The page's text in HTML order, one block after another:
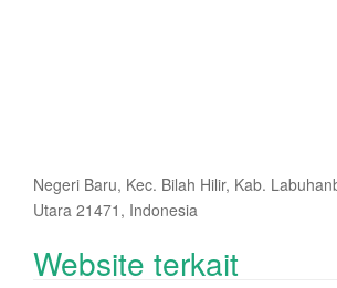
Negeri Baru, Kec. Bilah Hilir, Kab.
Utara 21471, Indonesia
Website terkait